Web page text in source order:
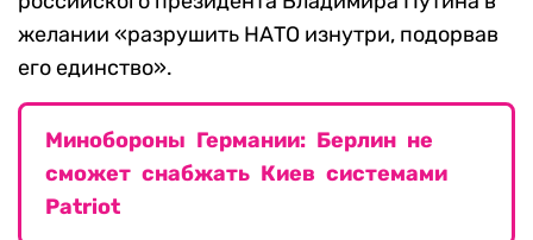
желании «разрушить НАТО изнутри, подорвав
его единство».
Минобороны Германии: Берлин не
сможет снабжать Киев системами
Patriot